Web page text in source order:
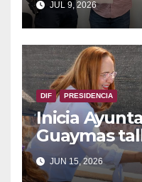
Riesgo o
Emergencia
JUL 9, 2026
DIF PRESIDENCIA
Inicia
Guaymas
el Centro
comunitario
JUN 15, 2026